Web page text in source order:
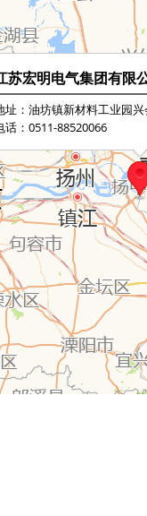
苏宏明电气集团有限
址：油坊镇新材料工业园
话：0511-88520066